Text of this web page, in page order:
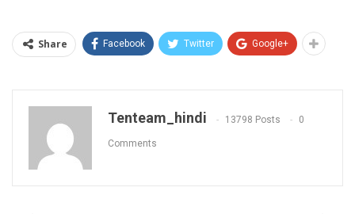
Share Facebook Twitter Google+
Tenteam_hindi 13798 Posts 0
Comments